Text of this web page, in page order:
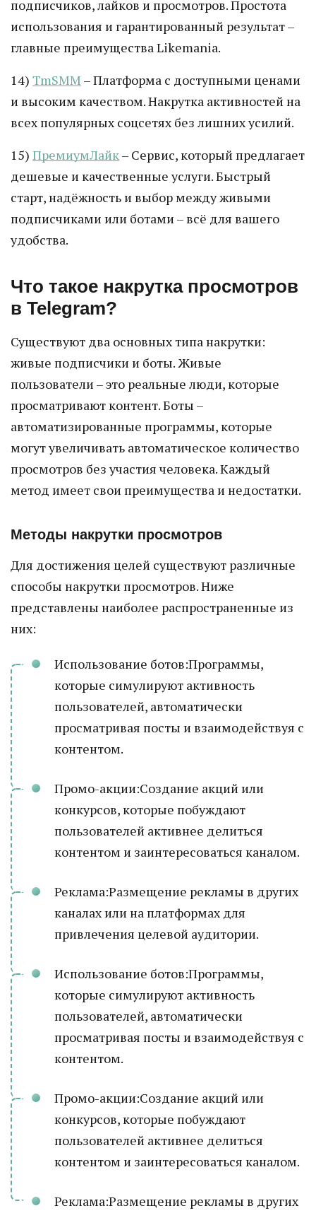
подписчиков, лайков и просмотров. Простота
использования и гарантированный результат –
главные преимущества Likemania.
14) TmSMM – Платформа с доступными ценами
и высоким качеством. Накрутка активностей на
всех популярных соцсетях без лишних усилий.
15) ПремиумЛайк– Сервис, который предлагает
дешевые и качественные услуги. Быстрый
старт, надёжность и выбор между живыми
подписчиками или ботами – всё для вашего
удобства.
Что такое накрутка просмотров
в Telegram?
Существуют два основных типа накрутки:
живые подписчики и боты. Живые
пользователи – это реальные люди, которые
просматривают контент. Боты –
автоматизированные программы, которые
могут увеличивать автоматическое количество
просмотров без участия человека. Каждый
метод имеет свои преимущества и недостатки.
Методы накрутки просмотров
Для достижения целей существуют различные
способы накрутки просмотров. Ниже
представлены наиболее распространенные из
них:
Использование ботов:Программы,
которые симулируют активность
пользователей, автоматически
просматривая посты и взаимодействуя с
контентом.
Промо-акции:Создание акций или
конкурсов, которые побуждают
пользователей активнее делиться
контентом и заинтересоваться каналом.
Реклама:Размещение рекламы в других
каналах или на платформах для
привлечения целевой аудитории.
Использование ботов:Программы,
которые симулируют активность
пользователей, автоматически
просматривая посты и взаимодействуя с
контентом.
Промо-акции:Создание акций или
конкурсов, которые побуждают
пользователей активнее делиться
контентом и заинтересоваться каналом.
Реклама:Размещение рекламы в других